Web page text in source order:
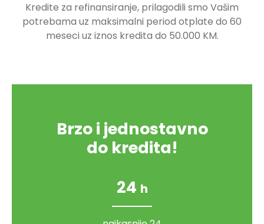
Kredite za refinansiranje, prilagodili smo Vašim
potrebama uz maksimalni period otplate do 60
meseci uz iznos kredita do 50.000 KM.
Brzo i jednostavno
do kredita!
24 h